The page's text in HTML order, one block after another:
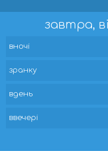
завтра,
вночі
зранку
вдень
ввечері